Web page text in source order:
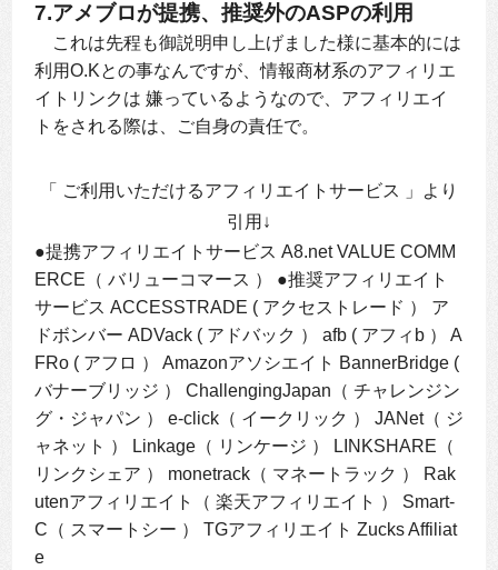
7.アメブロが提携、推奨外のASPの利用
これは先程も御説明申し上げました様に基本的には
利用O.Kとの事なんですが、情報商材系のアフィリエ
イトリンクは 嫌っているようなので、アフィリエイ
トをされる際は、ご自身の責任で。
「 ご利用いただけるアフィリエイトサービス
」より
引用↓
●提携アフィリエイトサービス A8.net VALUE COMM
ERCE（ バリューコマース ） ●推奨アフィリエイト
サービス ACCESSTRADE ( アクセストレード ） ア
ドボンバー ADVack ( アドバック ） afb ( アフィb ） A
FRo ( アフロ ） Amazonアソシエイト BannerBridge (
バナーブリッジ ） ChallengingJapan（ チャレンジン
グ・ジャパン ） e-click（ イークリック ） JANet（ ジ
ャネット ） Linkage（ リンケージ ） LINKSHARE（
リンクシェア ） monetrack（ マネートラック ） Rak
utenアフィリエイト（ 楽天アフィリエイト ） Smart-
C（ スマートシー ） TGアフィリエイト Zucks Affiliat
e